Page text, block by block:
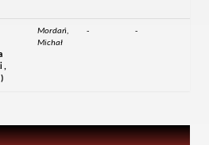
,
Mordań,
Michał
- -